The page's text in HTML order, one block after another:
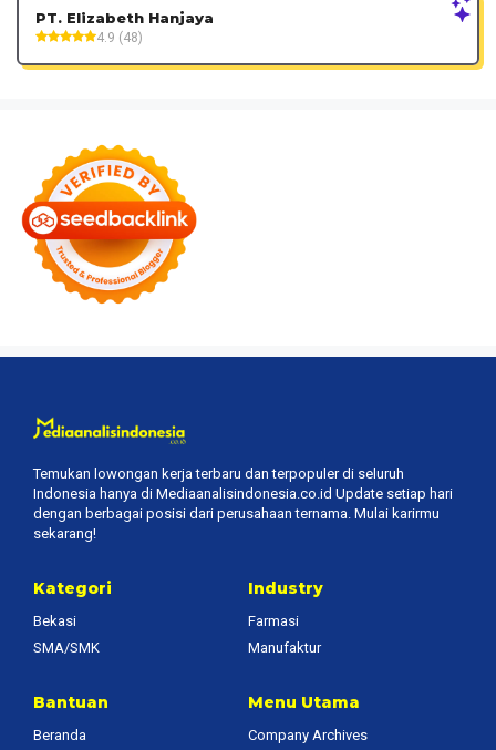
PT. Elizabeth Hanjaya
4.9 (48)
Temukan lowongan kerja terbaru dan terpopuler di seluruh
Indonesia hanya di Mediaanalisindonesia.co.id Update setiap hari
dengan berbagai posisi dari perusahaan ternama. Mulai karirmu
sekarang!
Kategori
Bekasi
SMA/SMK
Industry
Farmasi
Manufaktur
Bantuan
Beranda
Menu Utama
Company Archives